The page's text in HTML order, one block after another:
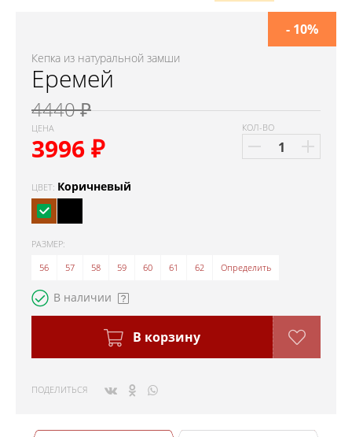
Кепка из натуральной замши
Еремей
4440 ₽
ЦЕНА
3996₽
- 10%
КОЛ-ВО
ЦВЕТ: Коричневый
РАЗМЕР:
56
57 58 59 60 61 62 Определить
В наличии
В корзину
ПОДЕЛИТЬСЯ